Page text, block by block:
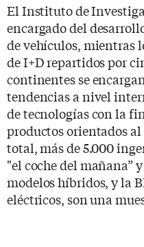
El Instituto de
encargado del
de vehículos, mientras
de I+D repartidos por
continentes se
tendencias a nivel
de tecnologías con la
productos orientados
total, más de 5.000
"el coche del mañana”
modelos híbridos, y la
eléctricos, son una